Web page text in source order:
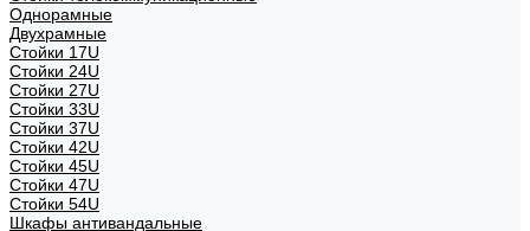
Однорамные
Двухрамные
Стойки 17U
Стойки 24U
Стойки 27U
Стойки 33U
Стойки 37U
Стойки 42U
Стойки 45U
Стойки 47U
Стойки 54U
Шкафы антивандальные